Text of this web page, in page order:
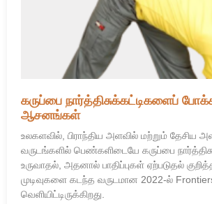
கருப்பை நார்த்திசுக்கட்டிகளைப்
ஆசனங்கள்
உலகளவில், பிராந்திய அளவில் மற்றும் தேசிய
வருடங்களில் பெண்களிடையே கருப்பை
உருவாதல், அதனால் பாதிப்புகள் ஏற்படுதல்
முடிவுகளை கடந்த வருடமான 2022-ல்
வெளியிட்டிருக்கிறது.